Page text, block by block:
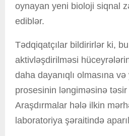
oynayan yeni bioloji siqnal
ediblər.
Tədqiqatçılar bildirirlər ki,
aktivləşdirilməsi
daha dayanıqlı olmasına
prosesinin ləngiməsinə
Araşdırmalar hələ ilkin
laboratoriya şəraitində